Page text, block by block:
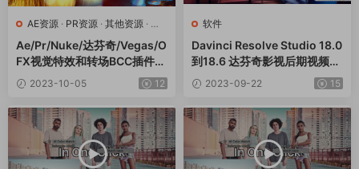
AE资源 · PR资源 · 其他资源 · 达
芬奇资源
Ae/Pr/Nuke/达芬奇/Vegas/O
FX视觉特效和转场BCC插件C
ontinuum 2023 v16.5.3 Win
2023-10-05 12
软件
Davinci Resolve Studio 18.0
到18.6 达芬奇影视后期视频调
色软件win/mac
2023-09-22 15